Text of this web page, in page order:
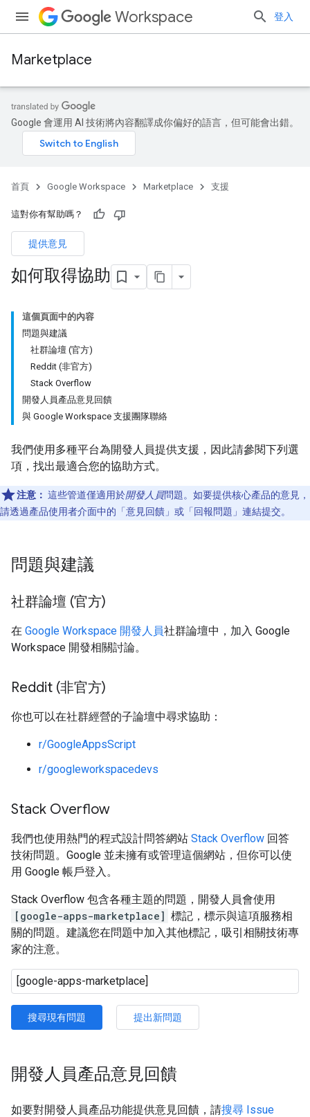
Workspace 登入
Marketplace
Google 會運用 AI 技術將內容翻譯成你偏好的語言，但可能會出錯。
首頁 Google Workspace Marketplace 支援
這對你有幫助嗎？
提供意見
如何取得協助
這個頁面中的內容
問題與建議
社群論壇 (官方)
Reddit (非官方)
Stack Overflow
開發人員產品意見回饋
與 Google Workspace 支援團隊聯絡
我們使用多種平台為開發人員提供支援，因此請參閱下列選
項，找出最適合您的協助方式。
注意： 這些管道僅適用於開發人員問題。如要提供核心產品的意見，
請透過產品使用者介面中的「意見回饋」 或「回報問題」 連結提交。
問題與建議
社群論壇 (官方)
在 Google Workspace 開發人員社群論壇中，加入 Google
Workspace 開發相關討論。
Reddit (非官方)
你也可以在社群經營的子論壇中尋求協助：
r/GoogleAppsScript
r/googleworkspacedevs
Stack Overflow
我們也使用熱門的程式設計問答網站 Stack Overflow 回答
技術問題。Google 並未擁有或管理這個網站，但你可以使
用 Google 帳戶登入。
Stack Overflow 包含各種主題的問題，開發人員會使用
[google-apps-marketplace] 標記，標示與這項服務相
關的問題。建議您在問題中加入其他標記，吸引相關技術專
家的注意。
搜尋現有問題 提出新問題
開發人員產品意見回饋
如要對開發人員產品功能提供意見回饋，請搜尋 Issue